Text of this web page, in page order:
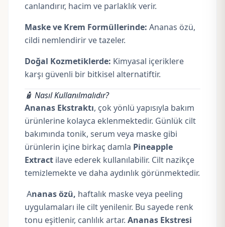
canlandırır, hacim ve parlaklık verir.
Maske ve Krem Formüllerinde: Ananas özü,
cildi nemlendirir ve tazeler.
Doğal Kozmetiklerde: Kimyasal içeriklere
karşı güvenli bir bitkisel alternatiftir.
🧴 Nasıl Kullanılmalıdır?
Ananas Ekstraktı, çok yönlü yapısıyla bakım
ürünlerine kolayca eklenmektedir. Günlük cilt
bakımında tonik, serum veya maske gibi
ürünlerin içine birkaç damla Pineapple
Extract ilave ederek kullanılabilir. Cilt nazikçe
temizlemekte ve daha aydınlık görünmektedir.
Ananas özü, haftalık maske veya peeling
uygulamaları ile cilt yenilenir. Bu sayede renk
tonu eşitlenir, canlılık artar. Ananas Ekstresi